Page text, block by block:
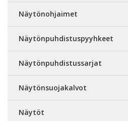
Näytönohjaimet
Näytönpuhdistuspyyhkeet
Näytönpuhdistussarjat
Näytönsuojakalvot
Näytöt